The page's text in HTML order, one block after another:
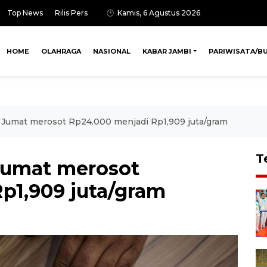
Top News Rilis Pers Kamis, 6 Agustus 2026
HOME OLAHRAGA NASIONAL KABAR JAMBI PARIWISATA/
merosot Rp24.000 menjadi Rp1,909 juta/gram
merosot
juta/gram